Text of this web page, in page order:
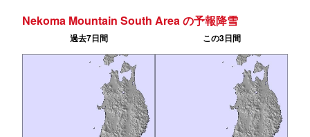
Nekoma Mountain South Area の予報降雪
過去7日間 この3日間